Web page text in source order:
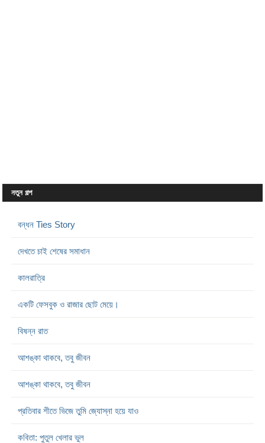
নতুন গল্প
বন্ধন Ties Story
দেখতে চাই শেষের সমাধান
কালরাত্রি
একটি ফেসবুক ও রাজার ছোট মেয়ে।
বিষন্ন রাত
আশঙ্কা থাকবে, তবু জীবন
আশঙ্কা থাকবে, তবু জীবন
প্রতিবার শীতে ভিজে তুমি জ্যোস্না হয়ে যাও
কবিতা: পুতুল খেলার ভুল